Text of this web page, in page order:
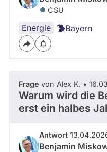
CSU
Energie Bayern
Frage von Alex K. •
Warum wird die
erst ein halbes
Antwort
Benjamin